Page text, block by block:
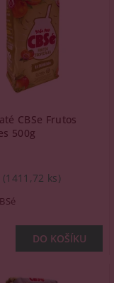
CBSe Frutos
500g
(1411,72 ks)